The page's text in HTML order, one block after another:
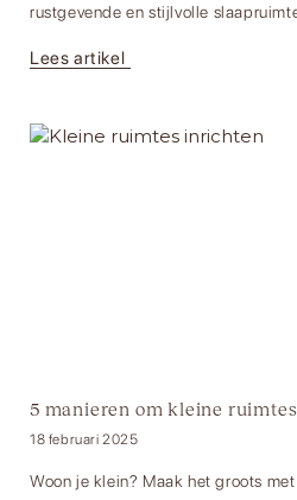
rustgevende en stijlvolle
Lees artikel
5 manieren om kleine
18 februari 2025
Woon je klein? Maak het groots